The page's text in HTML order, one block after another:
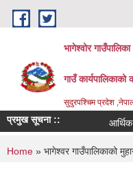
Skip to main content
भागेश्वोर गाउँपालिका
गाउँ कार्यपालिकाको
सुदुरपश्चिम प्रदेश
प्रमुख सूचना :: आर्थिक
You are here
Home » भागेश्वर गाउँपालिकाको